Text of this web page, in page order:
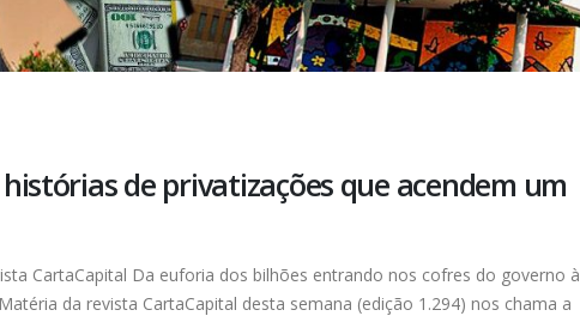
histórias de privatizações que acendem um
CartaCapital Da euforia dos bilhões entrando nos cofres do governo à
da revista CartaCapital desta semana (edição 1.294) nos chama a